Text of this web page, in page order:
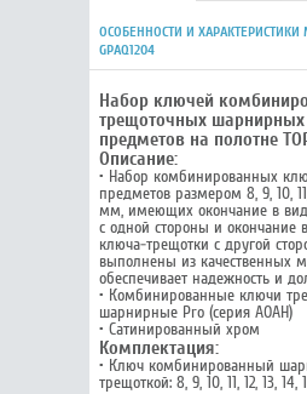
ОСОБЕННОСТИ И ХАРАКТЕРИСТИКИ
GPAQ1204
Набор ключей
трещоточных
предметов на полотне
Описание:
• Набор комбинированных
предметов размером 8, 9, 10, 11,
мм, имеющих окончание в
с одной стороны и окончание
ключа-трещотки с другой
выполнены из качественных
обеспечивает надежность и
• Комбинированные ключи
шарнирные Pro (серия AOAH)
• Сатинированный хром
Комплектация:
• Ключ комбинированный
трещоткой: 8, 9, 10, 11, 12, 13, 14,